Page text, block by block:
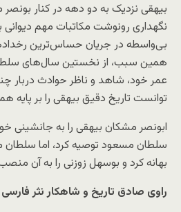
بیهقی نزدیک به دو دهه در کنار
نگهداری رونوشت مکاتبات مهم دیوانی
بی‌واسطه در جریان حساس‌ترین
همین سبب، از نخستین سال‌های
عمر خود، شاهد و ناظر حوادث دربار
توانست تاریخ دقیق بیهقی را بر پایه
ابونصر مشکان بیهقی را به جانشینی
سلطان مسعود توصیه کرد، اما سلطان
بهانه کرد و بوسهل زوزنی را به آن
راوی صادق تاریخ و شاهکار نثر فارسی